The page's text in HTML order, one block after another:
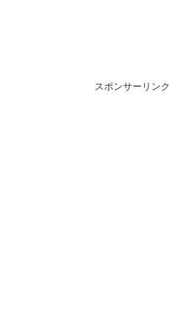
スポンサーリンク